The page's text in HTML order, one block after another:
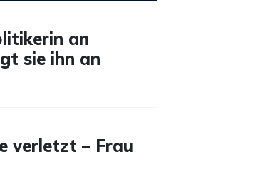
an
sie ihn an
verletzt – Frau